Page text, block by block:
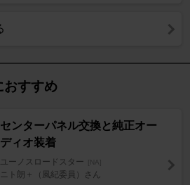
おすすめ
センターパネル交換と純正オー
ディオ装着
ユーノスロードスター [NA]
ニト朗＋（風紀委員）さん